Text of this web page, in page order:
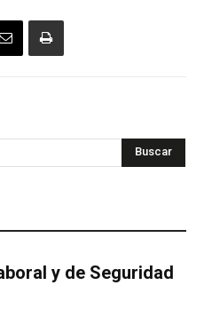
Buscar
y de Seguridad